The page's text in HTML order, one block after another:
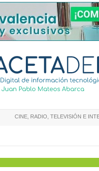
CINE, RADIO, TELEVISIÓN E